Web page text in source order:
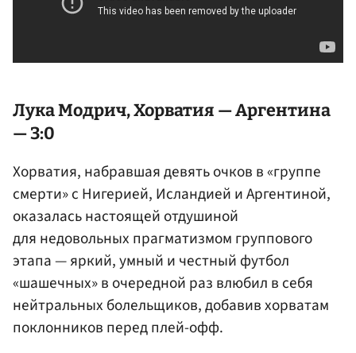
Лука Модрич, Хорватия — Аргентина
— 3:0
Хорватия, набравшая девять очков в «группе
смерти» с Нигерией, Исландией и Аргентиной,
оказалась настоящей отдушиной
для недовольных прагматизмом группового
этапа — яркий, умный и честный футбол
«шашечных» в очередной раз влюбил в себя
нейтральных болельщиков, добавив хорватам
поклонников перед плей-офф.